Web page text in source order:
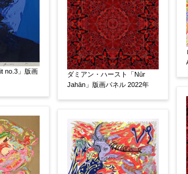
】
no.3」版画
ダミアン・ハースト「Nūr
Jahān」版画パネル 2022年